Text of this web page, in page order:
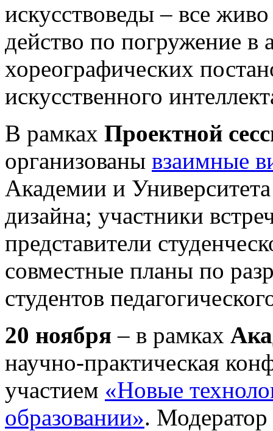
искусствоведы – все
действо по погружение в
хореографических
искусственного
В рамках Проектной
организованы взаимные
Академии и
дизайна; участники
представители
совместные планы по
студентов
20 ноября – в рамках
научно-практическая
участием «Новые
образовании».